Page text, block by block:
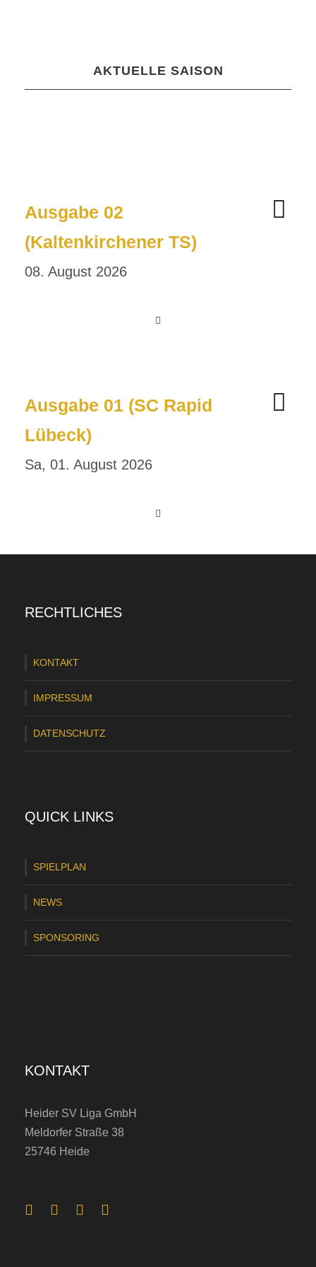
AKTUELLE SAISON
Ausgabe 02
(Kaltenkirchener TS)
08. August 2026
Ausgabe 01 (SC Rapid
Lübeck)
Sa, 01. August 2026
RECHTLICHES
KONTAKT
IMPRESSUM
DATENSCHUTZ
QUICK LINKS
SPIELPLAN
NEWS
SPONSORING
KONTAKT
Heider SV Liga GmbH
Meldorfer Straße 38
25746 Heide